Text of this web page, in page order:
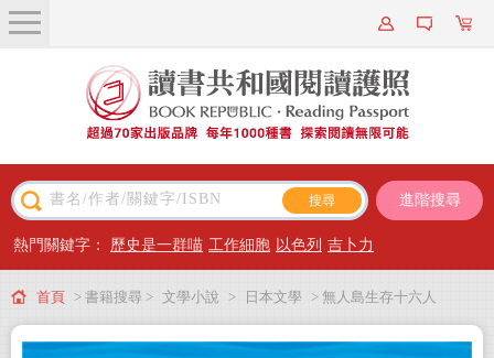
關於我們
近期新書
主題閱讀
出版專區
會員專屬
進階搜尋
熱門關鍵字： 歷史是一群喵 工作細胞 以色列 吉卜力
首頁 > 書籍搜尋 > 文學小說 > 日本文學 > 無人島生存十六人